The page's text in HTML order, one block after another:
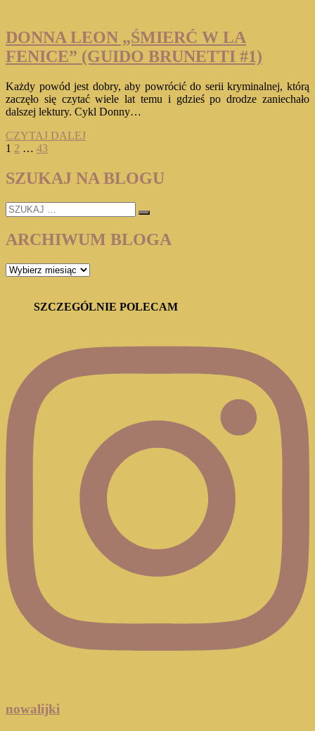
HUNTER
#1)
DONNA LEON „ŚMIERĆ W LA
FENICE” (GUIDO BRUNETTI #1)
Każdy powód jest dobry, aby powrócić do serii kryminalnej, którą
zaczęło się czytać wiele lat temu i gdzieś po drodze zaniechało
dalszej lektury. Cykl Donny…
CZYTAJ DALEJDONNA
W
LA
#1)
Stronicowanie
wpisów
Page
1 Page
2 … Page
43
SZUKAJ NA BLOGU
SZUKAJ
…
ARCHIWUM BLOGA
ARCHIWUM
SZCZEGÓLNIE POLECAM
nowalijki